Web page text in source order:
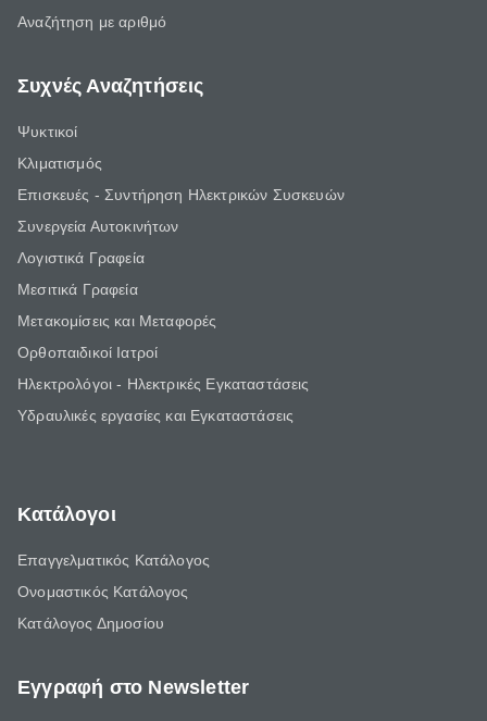
Αναζήτηση με αριθμό
Συχνές Αναζητήσεις
Ψυκτικοί
Κλιματισμός
Επισκευές - Συντήρηση Ηλεκτρικών Συσκευών
Συνεργεία Αυτοκινήτων
Λογιστικά Γραφεία
Μεσιτικά Γραφεία
Μετακομίσεις και Μεταφορές
Ορθοπαιδικοί Ιατροί
Ηλεκτρολόγοι - Ηλεκτρικές Εγκαταστάσεις
Υδραυλικές εργασίες και Εγκαταστάσεις
Κατάλογοι
Επαγγελματικός Κατάλογος
Ονομαστικός Κατάλογος
Κατάλογος Δημοσίου
Εγγραφή στο Newsletter